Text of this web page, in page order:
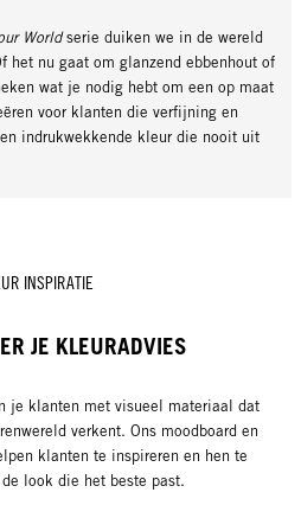
Worldserie duiken we in de wereld
het nu gaat om glanzend ebbenhout of
wat je nodig hebt om een op maat
voor klanten die verfijning en
indrukwekkende kleur die nooit uit
INSPIRATIE
JE KLEURADVIES
je klanten met visueel materiaal dat
verkent. Ons moodboard en
klanten te inspireren en hen te
look die het beste past.